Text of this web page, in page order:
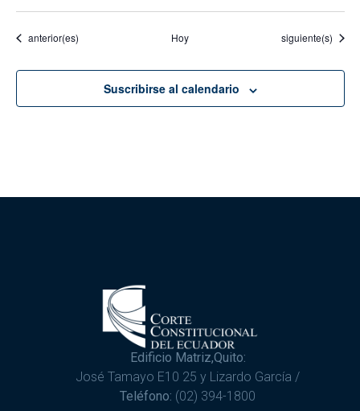
Eventos
anterior(es) Hoy Eventos
siguiente(s)
Suscribirse al calendario
Edificio Matriz,Quito:
José Tamayo E10 25 y Lizardo García /
Teléfono: (02) 394-1800